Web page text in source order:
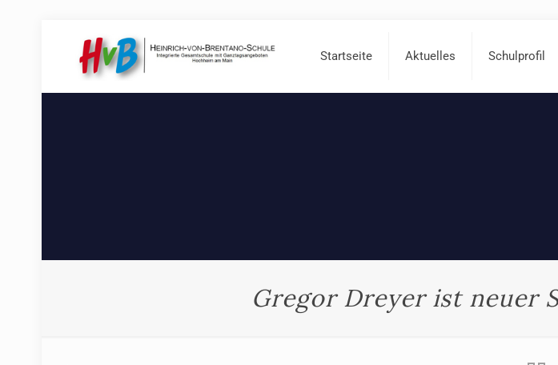
Startseite Aktuelles Schulprofil
Gregor Dreyer ist neuer